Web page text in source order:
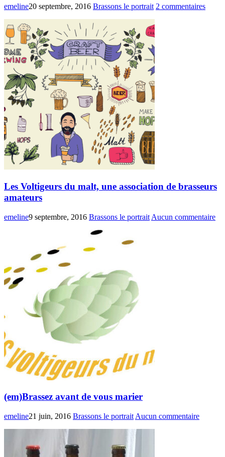
emeline20 septembre, 2016 Brassons le portrait 2 commentaires
Les Voltigeurs du malt, une association de brasseurs
amateurs
emeline9 septembre, 2016 Brassons le portrait Aucun commentaire
(em)Brassez avant de vous marier
emeline21 juin, 2016 Brassons le portrait Aucun commentaire